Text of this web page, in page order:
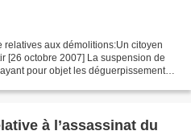
aux démolitions:Un citoyen
[26 octobre 2007] La suspension de
pour objet les déguerpissements
à l’assassinat du